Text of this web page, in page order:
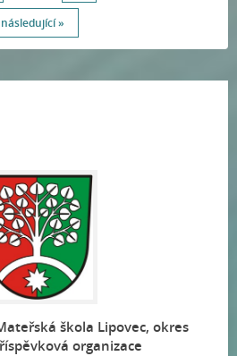
následující »
škola Lipovec, okres
organizace